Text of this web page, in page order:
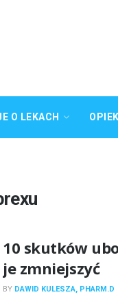
O LEKACH
10 skutków
je zmniejszyć
BY DAWID KULESZA, PHARM.D